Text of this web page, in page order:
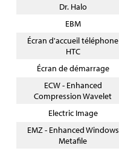
Dr. Halo
EBM
Écran d'accueil téléphone
HTC
Écran de démarrage
ECW - Enhanced
Compression Wavelet
Electric Image
EMZ - Enhanced Windows
Metafile